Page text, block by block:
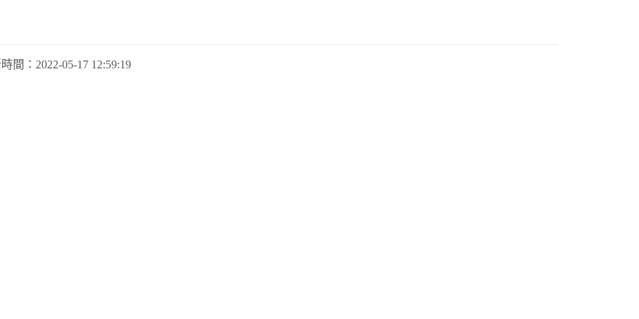
間： 2022-05-17 12:59:19